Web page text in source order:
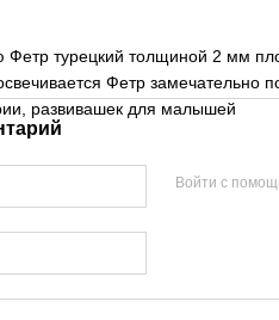
турецкий толщиной 2 мм
Фетр замечательно
развивашек для малышей
Войти с